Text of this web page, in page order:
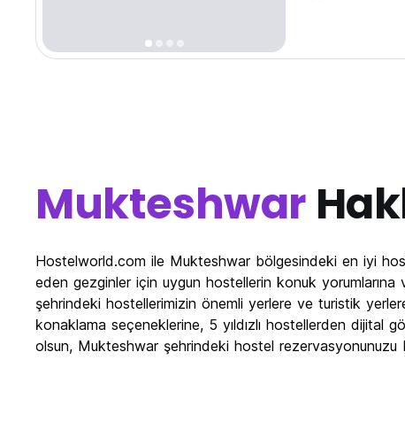
Mukteshwar
Hostelworld.com ile Mukteshwar bölgesindeki en iyi
eden gezginler için uygun hostellerin konuk
şehrindeki hostellerimizin önemli yerlere ve turistik
konaklama seçeneklerine, 5 yıldızlı hostellerden dijital
olsun, Mukteshwar şehrindeki hostel rezervasyonunuzu